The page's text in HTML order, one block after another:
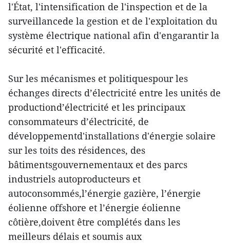
l'État, l'intensification de l'inspection et de la
surveillancede la gestion et de l'exploitation du
système électrique national afin d'engarantir la
sécurité et l'efficacité.
Sur les mécanismes et politiquespour les
échanges directs d’électricité entre les unités de
productiond’électricité et les principaux
consommateurs d’électricité, de
développementd'installations d'énergie solaire
sur les toits des résidences, des
bâtimentsgouvernementaux et des parcs
industriels autoproducteurs et
autoconsommés,l’énergie gazière, l’énergie
éolienne offshore et l’énergie éolienne
côtière,doivent être complétés dans les
meilleurs délais et soumis aux